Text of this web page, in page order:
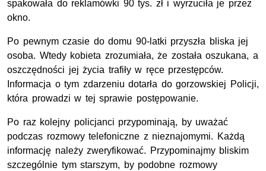
spakowała do reklamówki 90 tys. zł i wyrzuciła je przez
okno.
Po pewnym czasie do domu 90-latki przyszła bliska jej
osoba. Wtedy kobieta zrozumiała, że została oszukana, a
oszczędności jej życia trafiły w ręce przestępców.
Informacja o tym zdarzeniu dotarła do gorzowskiej Policji,
która prowadzi w tej sprawie postępowanie.
Po raz kolejny policjanci przypominają, by uważać
podczas rozmowy telefoniczne z nieznajomymi. Każdą
informację należy zweryfikować. Przypominajmy bliskim
szczególnie tym starszym, by podobne rozmowy